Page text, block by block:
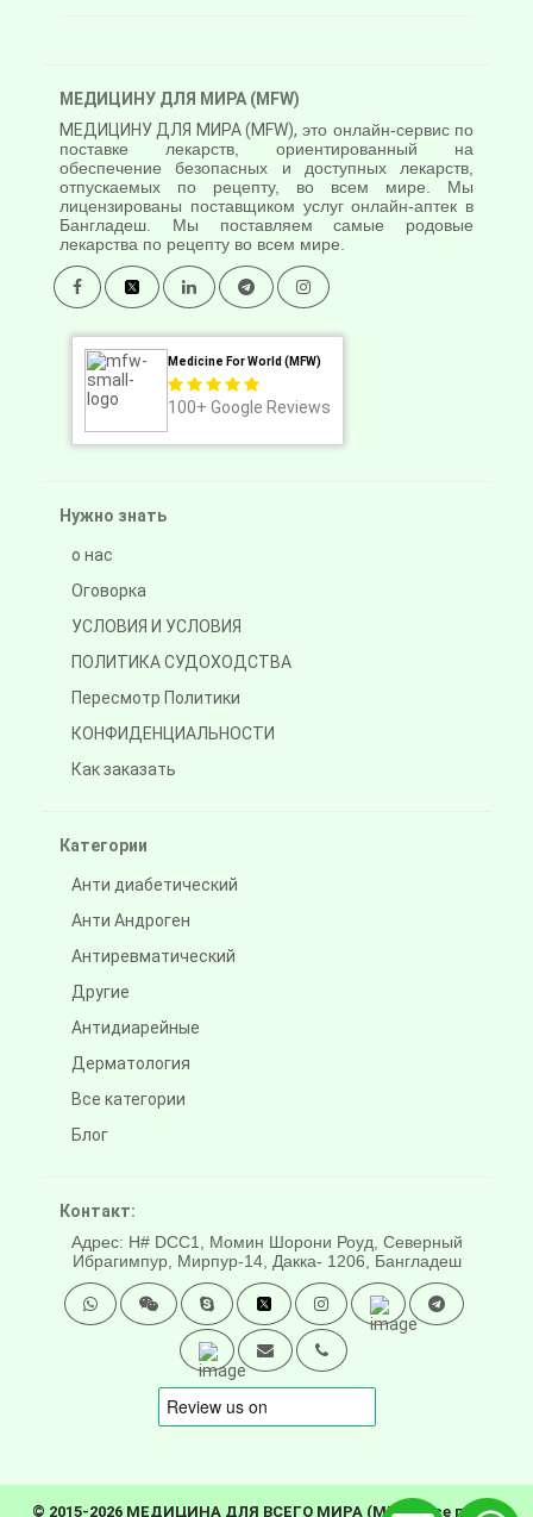
МЕДИЦИНУ ДЛЯ МИРА (MFW)
МЕДИЦИНУ ДЛЯ МИРА (MFW), это онлайн-сервис по
поставке лекарств, ориентированный на
обеспечение безопасных и доступных лекарств,
отпускаемых по рецепту, во всем мире. Мы
лицензированы поставщиком услуг онлайн-аптек в
Бангладеш. Мы поставляем самые родовые
лекарства по рецепту во всем мире.
Medicine For World (MFW)
100+ Google Reviews
Нужно знать
о нас
Оговорка
УСЛОВИЯ И УСЛОВИЯ
ПОЛИТИКА СУДОХОДСТВА
Пересмотр Политики
КОНФИДЕНЦИАЛЬНОСТИ
Как заказать
Категории
Анти диабетический
Анти Андроген
Антиревматический
Другие
Антидиарейные
Дерматология
Все категории
Блог
Контакт:
Адрес: H# DCC1, Момин Шорони Роуд, Северный
Ибрагимпур, Мирпур-14, Дакка- 1206, Бангладеш
© 2015-2026 МЕДИЦИНА ДЛЯ ВСЕГО МИРА (MFW). Все права